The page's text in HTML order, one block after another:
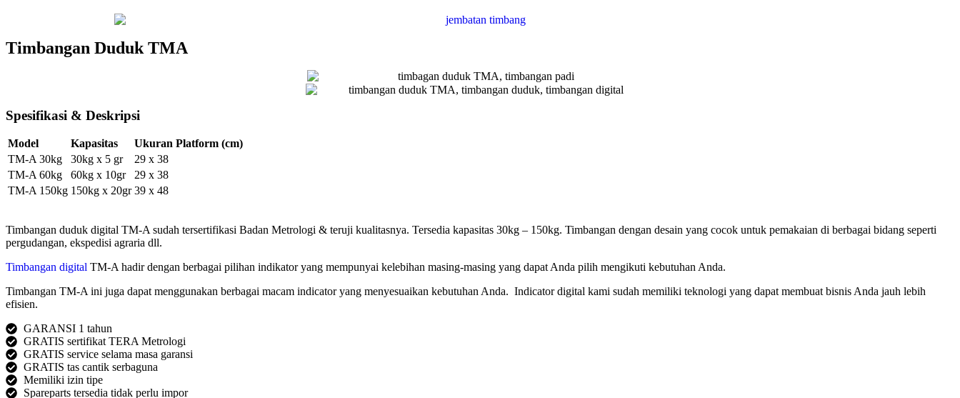
Timbangan Duduk TMA
Spesifikasi & Deskripsi
Model Kapasitas
Ukuran Platform (cm)
TM-A 30kg
30kg x 5 gr
29 x 38
TM-A 60kg
60kg x 10gr
29 x 38
TM-A 150kg 150kg x 20gr 39 x 48
Timbangan duduk digital TM-A sudah tersertifikasi Badan Metrologi & teruji kualitasnya. Tersedia kapasitas 30kg – 150kg. Timbangan dengan desain yang cocok untuk pemakaian di berbagai bidang seperti
pergudangan, ekspedisi agraria dll.
Timbangan digital TM-A hadir dengan berbagai pilihan indikator yang mempunyai kelebihan masing-masing yang dapat Anda pilih mengikuti kebutuhan Anda.
Timbangan TM-A ini juga dapat menggunakan berbagai macam indicator yang menyesuaikan kebutuhan Anda. Indicator digital kami sudah memiliki teknologi yang dapat membuat bisnis Anda jauh lebih
efisien.
GARANSI 1 tahun
GRATIS sertifikat TERA Metrologi
GRATIS service selama masa garansi
GRATIS tas cantik serbaguna
Memiliki izin tipe
Spareparts tersedia tidak perlu impor